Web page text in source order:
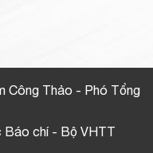
Công Thảo - Phó Tổng
Báo chí - Bộ VHTT